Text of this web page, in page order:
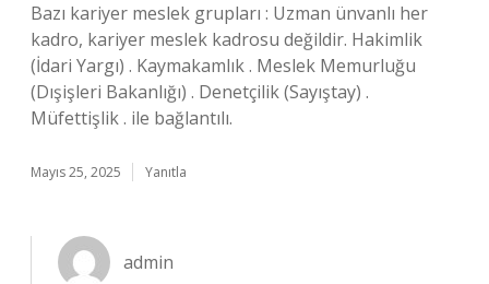
Bazı kariyer meslek grupları : Uzman ünvanlı her
kadro, kariyer meslek kadrosu değildir. Hakimlik
(İdari Yargı) . Kaymakamlık . Meslek Memurluğu
(Dışişleri Bakanlığı) . Denetçilik (Sayıştay) .
Müfettişlik . ile bağlantılı.
Mayıs 25, 2025 Yanıtla
admin